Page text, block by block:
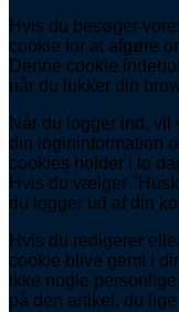
Hvis du besøger
cookie for at afgøre
Denne cookie
når du lukker din
Når du logger ind,
din logininformation
cookies holder i to
Hvis du vælger
du logger ud af din
Hvis du redigerer
cookie blive gemt i
ikke nogle
på den artikel, du